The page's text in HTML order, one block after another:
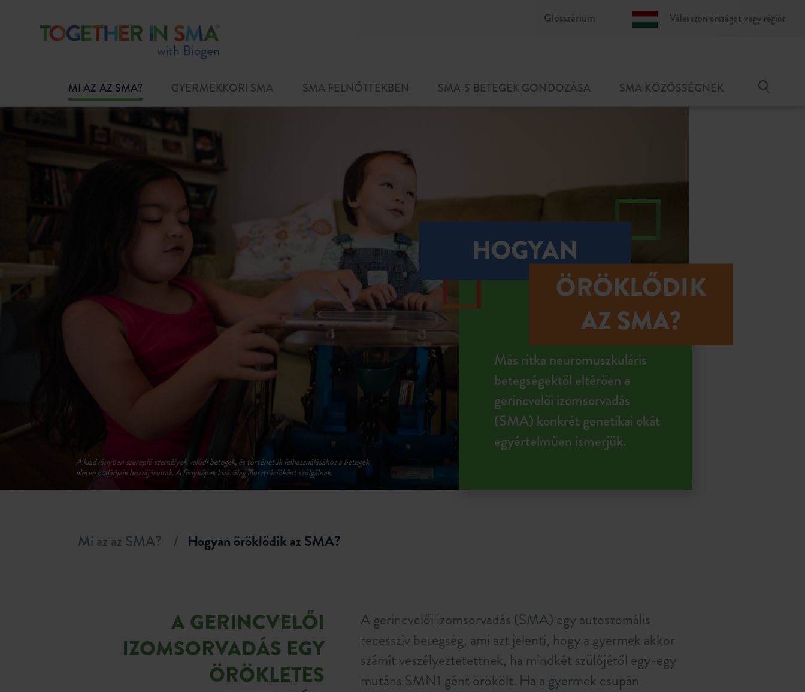
Válasszon országot vagy régiót
Glosszárium
MI AZ AZ SMA? GYERMEKKORI SMA SMA FELNŐTTEKBEN SMA-S BETEGEK GONDOZÁSA SMA KÖZÖSSÉGNEK
HOGYAN
ÖRÖKLŐDIK
AZ SMA?
Más ritka neuromuszkuláris
betegségektől eltérően a
gerincvelői izomsorvadás
(SMA) konkrét genetikai okát
egyértelműen ismerjük.
Mi az az SMA? Hogyan öröklődik az SMA?
A GERINCVELŐI
IZOMSORVADÁS EGY
ÖRÖKLETES
A gerincvelői izomsorvadás (SMA) egy autoszomális
recesszív betegség, ami azt jelenti, hogy a gyermek akkor
számít veszélyeztetettnek, ha mindkét szülőjétől egy-egy
mutáns SMN1 gént örökölt. Ha a gyermek csupán